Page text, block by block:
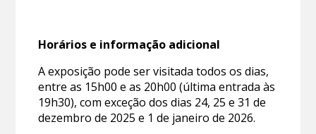
Horários e informação adicional
A exposição pode ser visitada todos os dias,
entre as 15h00 e as 20h00 (última entrada às
19h30), com exceção dos dias 24, 25 e 31 de
dezembro de 2025 e 1 de janeiro de 2026.